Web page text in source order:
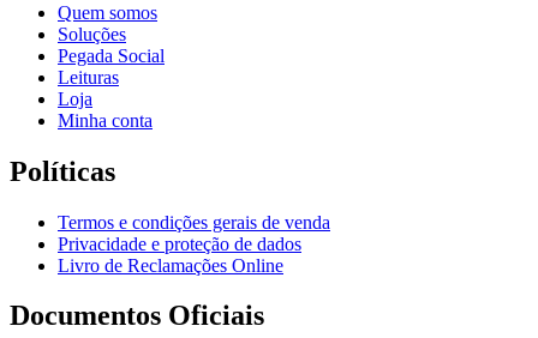
Quem somos
Soluções
Pegada Social
Leituras
Loja
Minha conta
Políticas
Termos e condições gerais de venda
Privacidade e proteção de dados
Livro de Reclamações Online
Documentos Oficiais